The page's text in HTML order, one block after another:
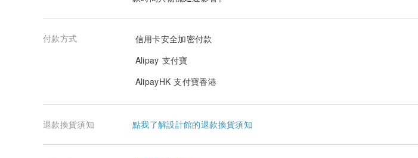
付款方式
信用卡安全加密付款
Alipay 支付寶
AlipayHK 支付寶香港
退款換貨須知 點我了解設計館的退款換貨須知